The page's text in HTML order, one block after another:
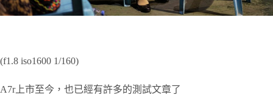
(f1.8 iso1600 1/160)
A7r上市至今，也已經有許多的測試文章了